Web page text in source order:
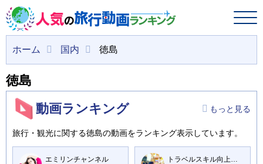
ホーム 国内 徳島
徳島
動画ランキング
もっと見る
旅行・観光に関する徳島の動画をランキング表示しています。
エミリンチャンネル
トラベルスキル向上委員会